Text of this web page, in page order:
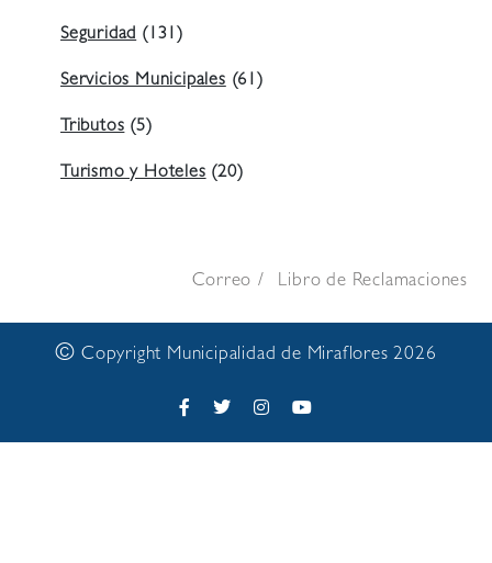
Seguridad (131)
Servicios Municipales (61)
Tributos (5)
Turismo y Hoteles (20)
Correo Libro de Reclamaciones
© Copyright Municipalidad de Miraflores 2026